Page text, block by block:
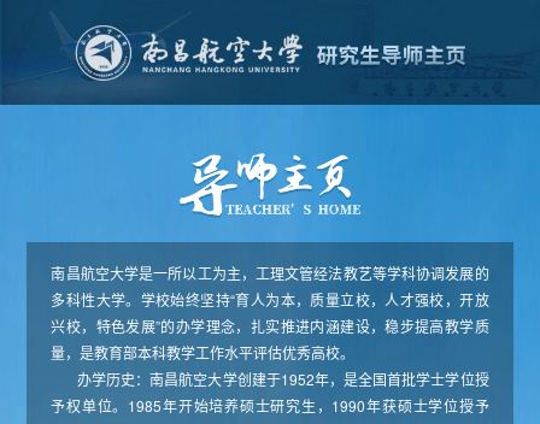
南昌航空大学是一所以工为主，工理文管经法教艺等学科协调发展的
多科性大学。学校始终坚持“育人为本，质量立校，人才强校，开放
兴校，特色发展”的办学理念，扎实推进内涵建设，稳步提高教学质
量，是教育部本科教学工作水平评估优秀高校。
办学历史：南昌航空大学创建于1952年，是全国首批学士学位授
予权单位。1985年开始培养硕士研究生，1990年获硕士学位授予